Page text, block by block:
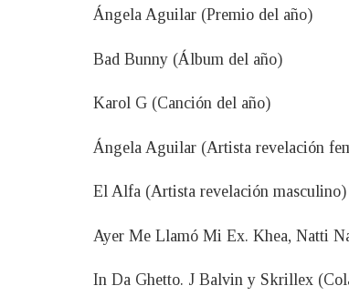
Ángela Aguilar (Premio del año)
Bad Bunny (Álbum del año)
Karol G (Canción del año)
Ángela Aguilar (Artista revelación
El Alfa (Artista revelación masculino)
Ayer Me Llamó Mi Ex. Khea, Natti
In Da Ghetto. J Balvin y Skrillex